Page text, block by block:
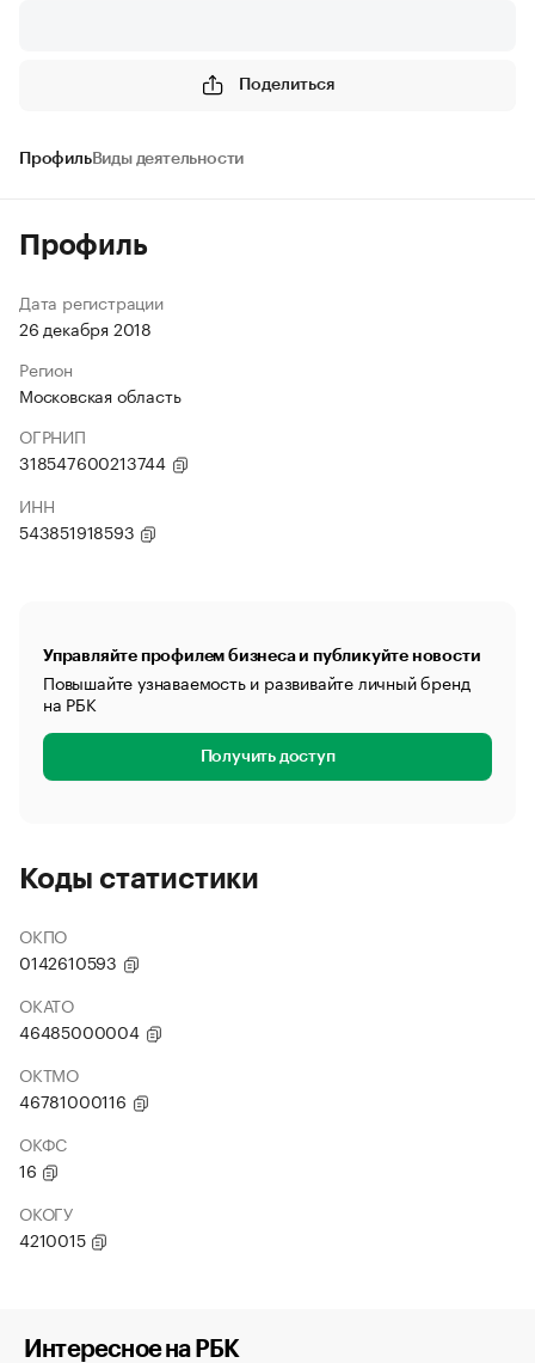
Поделиться
ПрофильВиды деятельности
Профиль
Дата регистрации
26 декабря 2018
Регион
Московская область
ОГРНИП
318547600213744
ИНН
543851918593
Управляйте профилем бизнеса и публикуйте новости
Повышайте узнаваемость и развивайте личный бренд
на РБК
Получить доступ
Коды статистики
ОКПО
0142610593
ОКАТО
46485000004
ОКТМО
46781000116
ОКФС
16
ОКОГУ
4210015
Интересное на РБК